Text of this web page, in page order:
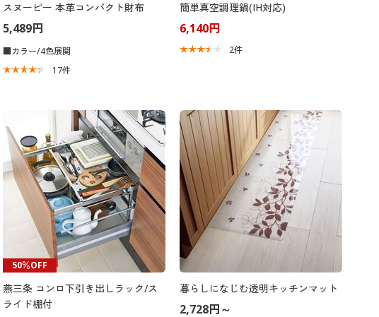
スヌーピー 本革コンパクト財布
5,489円
■カラー/4色展開
17件
簡単真空調理鍋(IH対応)
6,140円
2件
50％OFF
燕三条 コンロ下引き出しラック/ス
ライド棚付
暮らしになじむ透明キッチンマット
2,728円～